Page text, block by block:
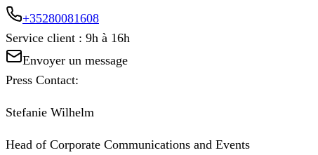
+35280081608
Service client : 9h à 16h
Envoyer un message
Press Contact:
Stefanie Wilhelm
Head of Corporate Communications and Events